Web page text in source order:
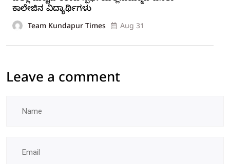
ಕಾಲೇಜಿನ ವಿದ್ಯಾರ್ಥಿಗಳು
Team Kundapur Times Aug 31
Leave a comment